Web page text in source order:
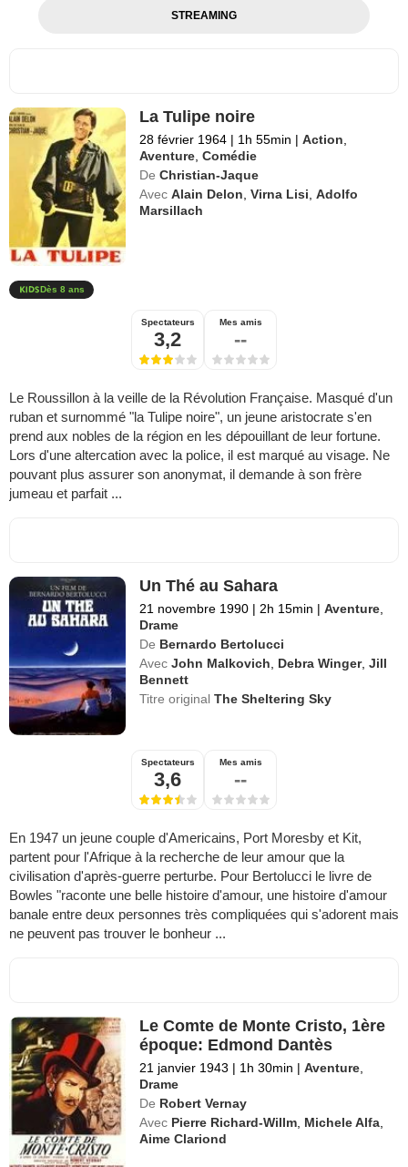
STREAMING
La Tulipe noire
28 février 1964 | 1h 55min | Action
Aventure ,Comédie
De Christian-Jaque
Avec Alain Delon ,Virna Lisi ,Adolfo
Marsillach
Dès 8 ans
Spectateurs
3,2
Mes amis
--
Le Roussillon à la veille de la Révolution Française. Masqué d'un
ruban et surnommé "la Tulipe noire", un jeune aristocrate s'en
prend aux nobles de la région en les dépouillant de leur fortune.
Lors d'une altercation avec la police, il est marqué au visage. Ne
pouvant plus assurer son anonymat, il demande à son frère
jumeau et parfait ...
Un Thé au Sahara
21 novembre 1990 | 2h 15min | Aventure
Drame
De Bernardo Bertolucci
Avec John Malkovich Debra Winger,Jill
Bennett
Titre originalThe Sheltering Sky
Spectateurs
3,6
Mes amis
--
En 1947 un jeune couple d'Americains, Port Moresby et Kit,
partent pour l'Afrique à la recherche de leur amour que la
civilisation d'après-guerre perturbe. Pour Bertolucci le livre de
Bowles "raconte une belle histoire d'amour, une histoire d'amour
banale entre deux personnes très compliquées qui s'adorent mais
ne peuvent pas trouver le bonheur ...
Le Comte de Monte Cristo, 1ère
époque: Edmond Dantès
21 janvier 1943 | 1h 30min | Aventure
Drame
De Robert Vernay
Avec Pierre Richard-Willm Michele Alfa
Aime Clariond